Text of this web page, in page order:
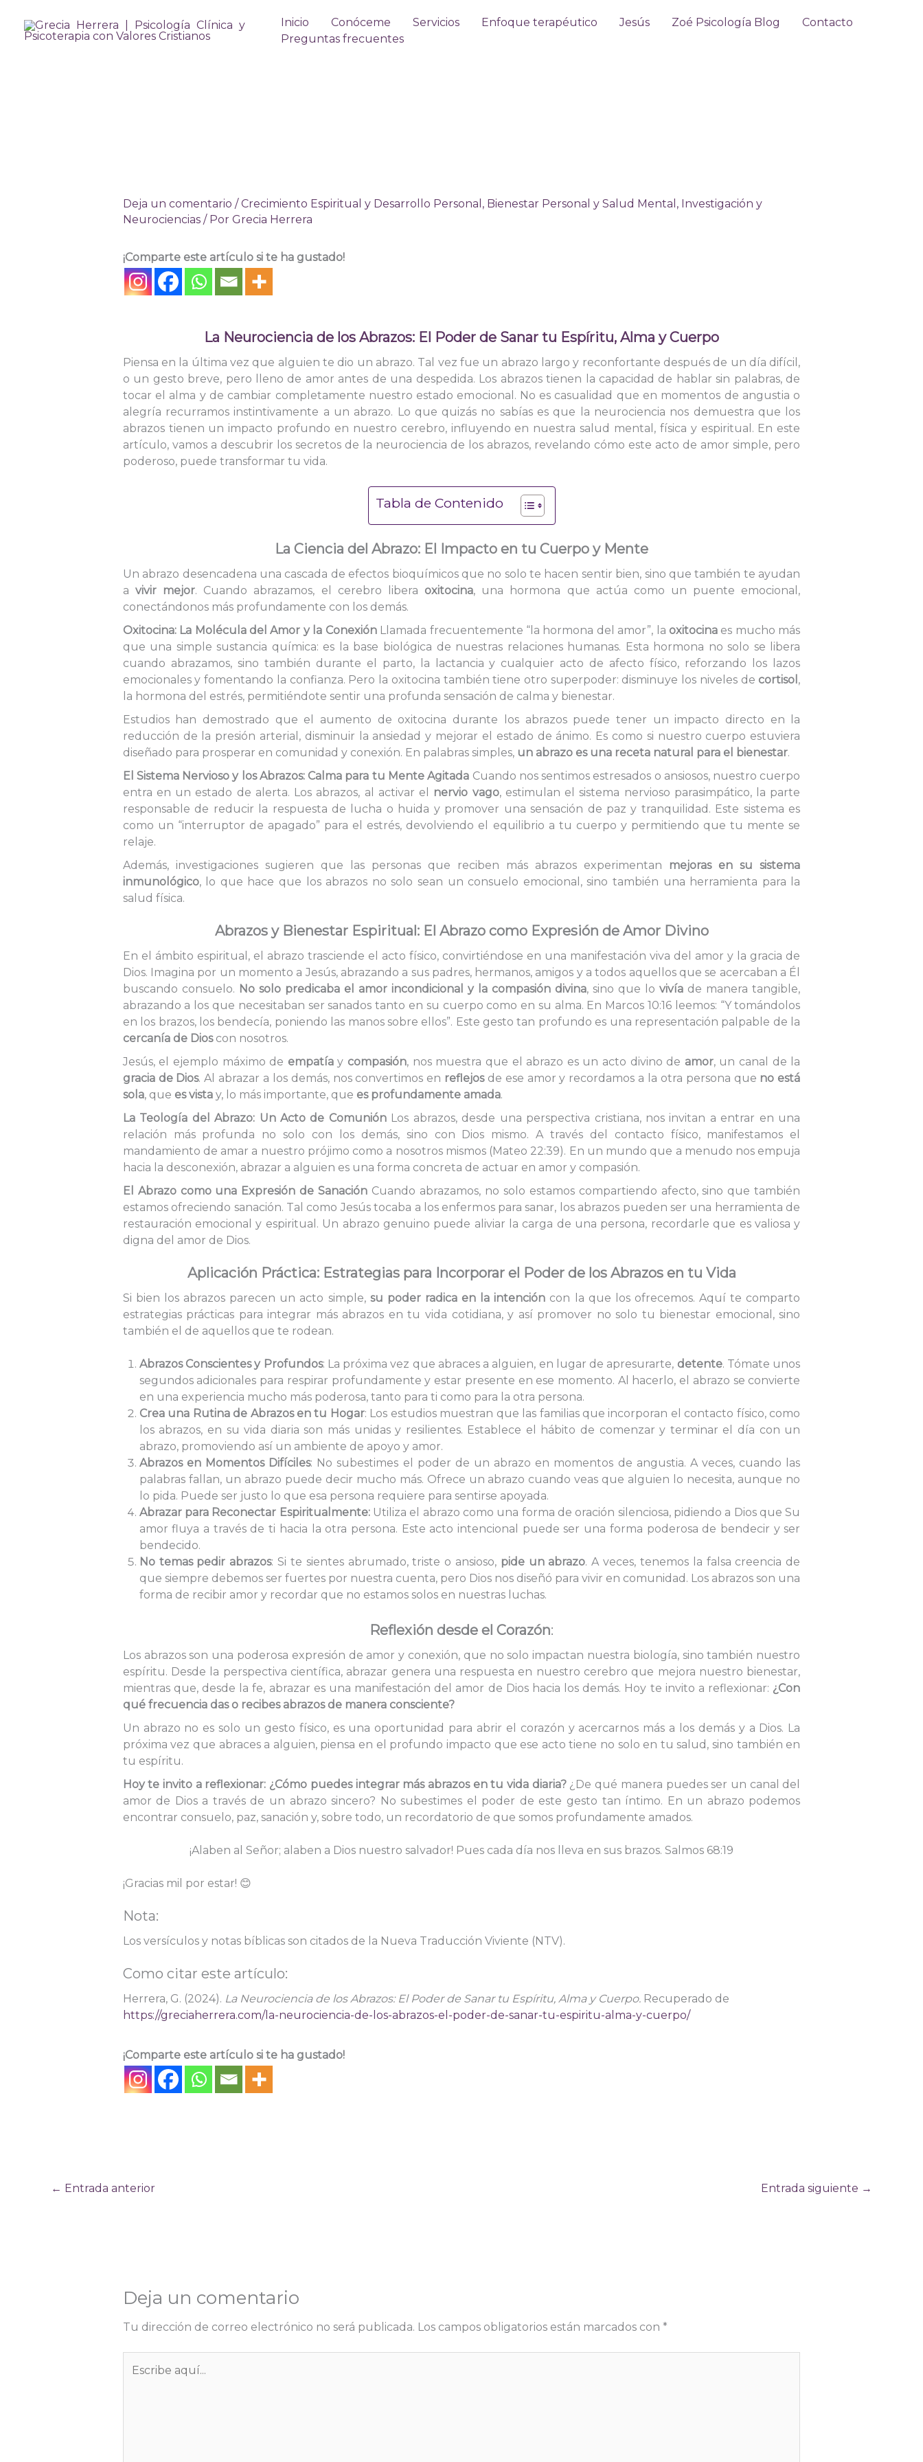
Inicio Conóceme Servicios Enfoque terapéutico Jesús Zoé Psicología Blog
Contacto
Preguntas frecuentes
Deja un comentario / Crecimiento Espiritual y Desarrollo Personal , Bienestar Personal y Salud Mental , Investigación y
Neurociencias/ Por Grecia Herrera
¡Comparte este artículo si te ha gustado!
La Neurociencia de los Abrazos: El Poder de Sanar tu Espíritu, Alma y Cuerpo
Piensa en la última vez que alguien te dio un abrazo. Tal vez fue un abrazo largo y reconfortante después de un día difícil,
o un gesto breve, pero lleno de amor antes de una despedida. Los abrazos tienen la capacidad de hablar sin palabras, de
tocar el alma y de cambiar completamente nuestro estado emocional. No es casualidad que en momentos de angustia o
alegría recurramos instintivamente a un abrazo. Lo que quizás no sabías es que la neurociencia nos demuestra que los
abrazos tienen un impacto profundo en nuestro cerebro, influyendo en nuestra salud mental, física y espiritual. En este
artículo, vamos a descubrir los secretos de la neurociencia de los abrazos, revelando cómo este acto de amor simple, pero
poderoso, puede transformar tu vida.
Tabla de Contenido
La Ciencia del Abrazo: El Impacto en tu Cuerpo y Mente
Un abrazo desencadena una cascada de efectos bioquímicos que no solo te hacen sentir bien, sino que también te ayudan
a vivir mejor. Cuando abrazamos, el cerebro libera oxitocina, una hormona que actúa como un puente emocional,
conectándonos más profundamente con los demás.
Oxitocina: La Molécula del Amor y la ConexiónLlamada frecuentemente “la hormona del amor”, la oxitocina es mucho más
que una simple sustancia química: es la base biológica de nuestras relaciones humanas. Esta hormona no solo se libera
cuando abrazamos, sino también durante el parto, la lactancia y cualquier acto de afecto físico, reforzando los lazos
emocionales y fomentando la confianza. Pero la oxitocina también tiene otro superpoder: disminuye los niveles de cortisol ,
la hormona del estrés, permitiéndote sentir una profunda sensación de calma y bienestar.
Estudios han demostrado que el aumento de oxitocina durante los abrazos puede tener un impacto directo en la
reducción de la presión arterial, disminuir la ansiedad y mejorar el estado de ánimo. Es como si nuestro cuerpo estuviera
diseñado para prosperar en comunidad y conexión. En palabras simples, un abrazo es una receta natural para el bienestar.
El Sistema Nervioso y los Abrazos: Calma para tu Mente Agitada Cuando nos sentimos estresados o ansiosos, nuestro cuerpo
entra en un estado de alerta. Los abrazos, al activar el nervio vago, estimulan el sistema nervioso parasimpático, la parte
responsable de reducir la respuesta de lucha o huida y promover una sensación de paz y tranquilidad. Este sistema es
como un “interruptor de apagado” para el estrés, devolviendo el equilibrio a tu cuerpo y permitiendo que tu mente se
relaje.
Además, investigaciones sugieren que las personas que reciben más abrazos experimentan mejoras en su sistema
inmunológico, lo que hace que los abrazos no solo sean un consuelo emocional, sino también una herramienta para la
salud física.
Abrazos y Bienestar Espiritual: El Abrazo como Expresión de Amor Divino
En el ámbito espiritual, el abrazo trasciende el acto físico, convirtiéndose en una manifestación viva del amor y la gracia de
Dios. Imagina por un momento a Jesús, abrazando a sus padres, hermanos, amigos y a todos aquellos que se acercaban a Él
buscando consuelo. No solo predicaba el amor incondicional y la compasión divina, sino que lovivía de manera tangible,
abrazando a los que necesitaban ser sanados tanto en su cuerpo como en su alma. En Marcos 10:16 leemos: “Y tomándolos
en los brazos, los bendecía, poniendo las manos sobre ellos”. Este gesto tan profundo es una representación palpable de la
cercanía de Dioscon nosotros.
Jesús, el ejemplo máximo de empatíay compasión, nos muestra que el abrazo es un acto divino de amor, un canal de la
gracia de Dios. Al abrazar a los demás, nos convertimos en reflejosde ese amor y recordamos a la otra persona que no está
sola, que es vistay, lo más importante, que es profundamente amada.
La Teología del Abrazo: Un Acto de ComuniónLos abrazos, desde una perspectiva cristiana, nos invitan a entrar en una
relación más profunda no solo con los demás, sino con Dios mismo. A través del contacto físico, manifestamos el
mandamiento de amar a nuestro prójimo como a nosotros mismos (Mateo 22:39). En un mundo que a menudo nos empuja
hacia la desconexión, abrazar a alguien es una forma concreta de actuar en amor y compasión.
El Abrazo como una Expresión de Sanación Cuando abrazamos, no solo estamos compartiendo afecto, sino que también
estamos ofreciendo sanación. Tal como Jesús tocaba a los enfermos para sanar, los abrazos pueden ser una herramienta de
restauración emocional y espiritual. Un abrazo genuino puede aliviar la carga de una persona, recordarle que es valiosa y
digna del amor de Dios.
Aplicación Práctica: Estrategias para Incorporar el Poder de los Abrazos en tu Vida
Si bien los abrazos parecen un acto simple, su poder radica en la intención con la que los ofrecemos. Aquí te comparto
estrategias prácticas para integrar más abrazos en tu vida cotidiana, y así promover no solo tu bienestar emocional, sino
también el de aquellos que te rodean.
Abrazos Conscientes y Profundos: La próxima vez que abraces a alguien, en lugar de apresurarte, detente. Tómate unos
segundos adicionales para respirar profundamente y estar presente en ese momento. Al hacerlo, el abrazo se convierte
en una experiencia mucho más poderosa, tanto para ti como para la otra persona.
Crea una Rutina de Abrazos en tu Hogar: Los estudios muestran que las familias que incorporan el contacto físico, como
los abrazos, en su vida diaria son más unidas y resilientes. Establece el hábito de comenzar y terminar el día con un
abrazo, promoviendo así un ambiente de apoyo y amor.
Abrazos en Momentos Difíciles: No subestimes el poder de un abrazo en momentos de angustia. A veces, cuando las
palabras fallan, un abrazo puede decir mucho más. Ofrece un abrazo cuando veas que alguien lo necesita, aunque no
lo pida. Puede ser justo lo que esa persona requiere para sentirse apoyada.
Abrazar para Reconectar Espiritualmente:Utiliza el abrazo como una forma de oración silenciosa, pidiendo a Dios que Su
amor fluya a través de ti hacia la otra persona. Este acto intencional puede ser una forma poderosa de bendecir y ser
bendecido.
No temas pedir abrazos: Si te sientes abrumado, triste o ansioso, pide un abrazo. A veces, tenemos la falsa creencia de
que siempre debemos ser fuertes por nuestra cuenta, pero Dios nos diseñó para vivir en comunidad. Los abrazos son una
forma de recibir amor y recordar que no estamos solos en nuestras luchas.
Reflexión desde el Corazón:
Los abrazos son una poderosa expresión de amor y conexión, que no solo impactan nuestra biología, sino también nuestro
espíritu. Desde la perspectiva científica, abrazar genera una respuesta en nuestro cerebro que mejora nuestro bienestar,
mientras que, desde la fe, abrazar es una manifestación del amor de Dios hacia los demás. Hoy te invito a reflexionar: ¿Con
qué frecuencia das o recibes abrazos de manera consciente?
Un abrazo no es solo un gesto físico, es una oportunidad para abrir el corazón y acercarnos más a los demás y a Dios. La
próxima vez que abraces a alguien, piensa en el profundo impacto que ese acto tiene no solo en tu salud, sino también en
tu espíritu.
Hoy te invito a reflexionar: ¿Cómo puedes integrar más abrazos en tu vida diaria?¿De qué manera puedes ser un canal del
amor de Dios a través de un abrazo sincero? No subestimes el poder de este gesto tan íntimo. En un abrazo podemos
encontrar consuelo, paz, sanación y, sobre todo, un recordatorio de que somos profundamente amados.
¡Alaben al Señor; alaben a Dios nuestro salvador! Pues cada día nos lleva en sus brazos. Salmos 68:19
¡Gracias mil por estar! 😊
Nota:
Los versículos y notas bíblicas son citados de la Nueva Traducción Viviente (NTV).
Como citar este artículo:
Herrera, G. (2024). La Neurociencia de los Abrazos: El Poder de Sanar tu Espíritu, Alma y Cuerpo.Recuperado de
https://greciaherrera.com/la-neurociencia-de-los-abrazos-el-poder-de-sanar-tu-espiritu-alma-y-cuerpo/
¡Comparte este artículo si te ha gustado!
← Entrada anterior Entrada siguiente →
Deja un comentario
Tu dirección de correo electrónico no será publicada. Los campos obligatorios están marcados con *
aquí...